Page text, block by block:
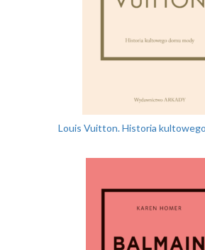
Louis Vuitton. Historia